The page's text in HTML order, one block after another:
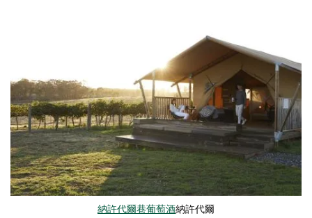
納許代爾巷葡萄酒納許代爾